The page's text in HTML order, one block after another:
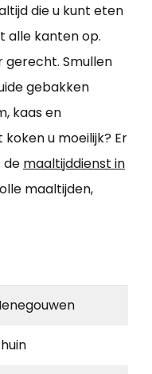
die u kunt eten
alle kanten op.
Smullen
gebakken
kaas en
u moeilijk? Er
de maaltijddienst in
maaltijden,